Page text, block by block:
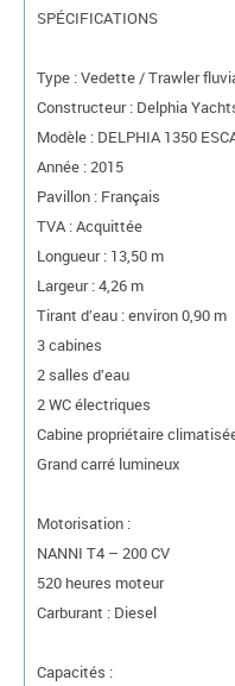
SPÉCIFICATIONS
Type : Vedette / Trawler
Constructeur : Delphia
Modèle : DELPHIA 1350
Année : 2015
Pavillon : Français
TVA : Acquittée
Longueur : 13,50 m
Largeur : 4,26 m
Tirant d’eau : environ 0,90 m
3 cabines
2 salles d’eau
2 WC électriques
Cabine propriétaire
Grand carré lumineux
Motorisation :
NANNI T4 – 200 CV
520 heures moteur
Carburant : Diesel
Capacités :